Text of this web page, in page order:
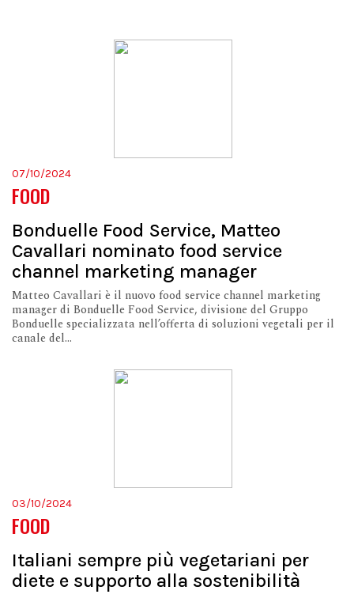
07/10/2024
FOOD
Bonduelle Food Service, Matteo
Cavallari nominato food service
channel marketing manager
Matteo Cavallari è il nuovo food service channel marketing
manager di Bonduelle Food Service, divisione del Gruppo
Bonduelle specializzata nell’offerta di soluzioni vegetali per il
canale del...
03/10/2024
FOOD
Italiani sempre più vegetariani per
diete e supporto alla sostenibilità